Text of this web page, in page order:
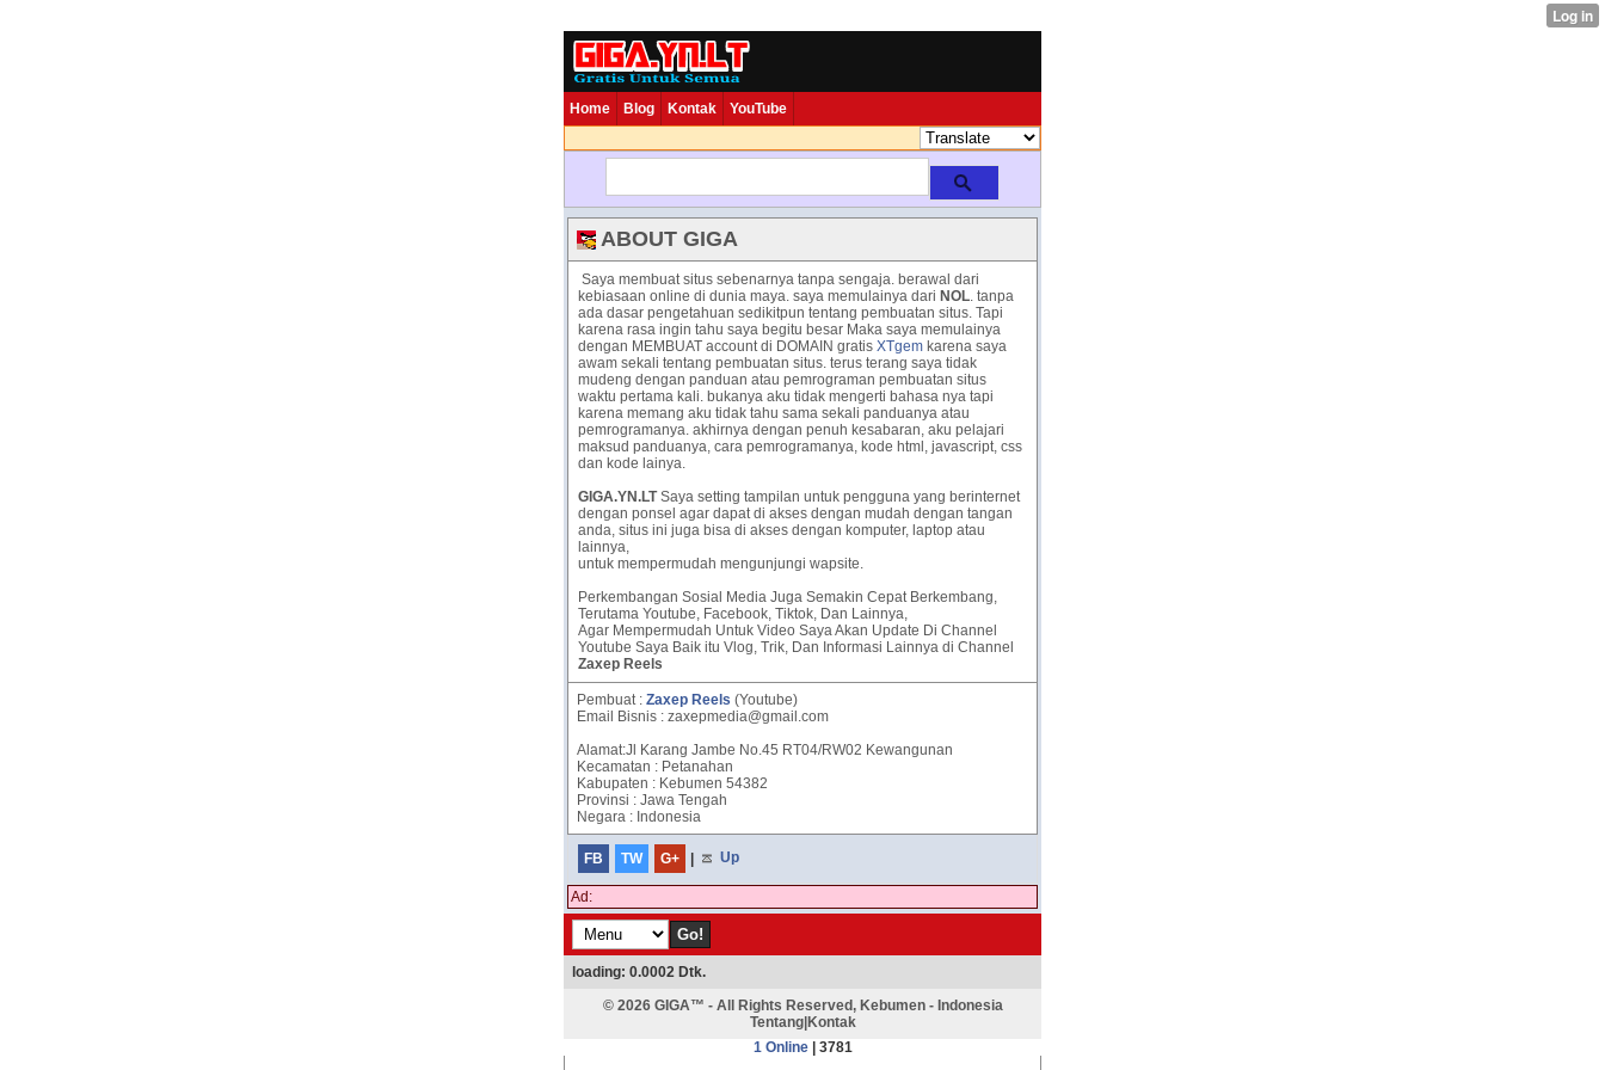
Home Blog Kontak YouTube
ABOUT GIGA
Saya membuat situs sebenarnya tanpa sengaja. berawal dari
kebiasaan online di dunia maya. saya memulainya dari NOL . tanpa
ada dasar pengetahuan sedikitpun tentang pembuatan situs. Tapi
karena rasa ingin tahu saya begitu besar Maka saya memulainya
dengan MEMBUAT account di DOMAIN gratis XTgem karena saya
awam sekali tentang pembuatan situs. terus terang saya tidak
mudeng dengan panduan atau pemrograman pembuatan situs
waktu pertama kali. bukanya aku tidak mengerti bahasa nya tapi
karena memang aku tidak tahu sama sekali panduanya atau
pemrogramanya. akhirnya dengan penuh kesabaran, aku pelajari
maksud panduanya, cara pemrogramanya, kode html, javascript, css
dan kode lainya.
GIGA.YN.LTSaya setting tampilan untuk pengguna yang berinternet
dengan ponsel agar dapat di akses dengan mudah dengan tangan
anda, situs ini juga bisa di akses dengan komputer, laptop atau
lainnya,
untuk mempermudah mengunjungi wapsite.
Perkembangan Sosial Media Juga Semakin Cepat Berkembang,
Terutama Youtube, Facebook, Tiktok, Dan Lainnya,
Agar Mempermudah Untuk Video Saya Akan Update Di Channel
Youtube Saya Baik itu Vlog, Trik, Dan Informasi Lainnya di Channel
Zaxep Reels
Pembuat : Zaxep Reels (Youtube)
Email Bisnis : zaxepmedia@gmail.com
Alamat:Jl Karang Jambe No.45 RT04/RW02 Kewangunan
Kecamatan : Petanahan
Kabupaten : Kebumen 54382
Provinsi : Jawa Tengah
Negara : Indonesia
FB TW G+ | Up
Ad:
loading: 0.0002 Dtk.
© 2026 GIGA™ - All Rights Reserved, Kebumen - Indonesia
Tentang|Kontak
1 Online| 3781